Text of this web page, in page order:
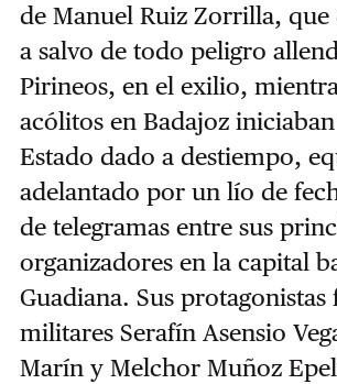
de Manuel Ruiz Zorrilla, que
a salvo de todo peligro
Pirineos, en el exilio,
acólitos en Badajoz
Estado dado a destiempo,
adelantado por un lío de
de telegramas entre sus
organizadores en la capital
Guadiana. Sus
militares Serafín Asensio
Marín y Melchor Muñoz